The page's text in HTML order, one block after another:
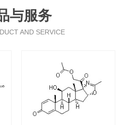
与服务
AND SERVICE